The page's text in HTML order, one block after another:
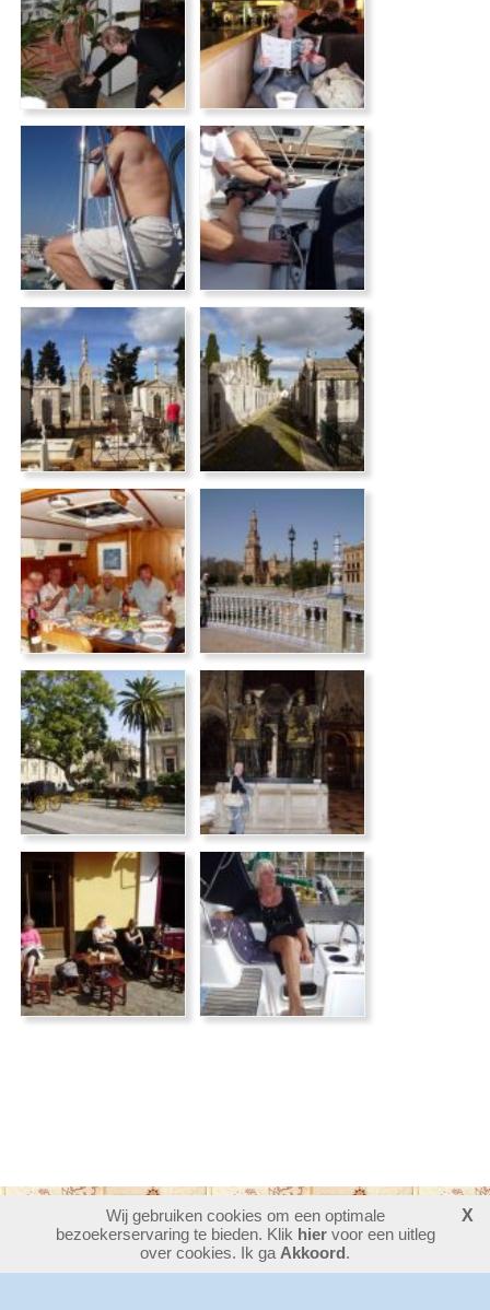
30401818bezoekers - 8 online
login
Wij gebruiken cookies om een optimale
bezoekerservaring te bieden. Klik hiervoor een uitleg
over cookies. Ik ga Akkoord.
X